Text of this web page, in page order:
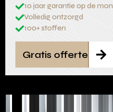
10 jaar garantie op de
Volledig ontzorgd
100+ stoffen

Gratis offerte